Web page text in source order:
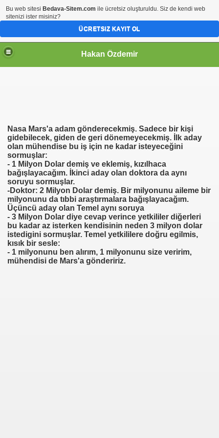
Hakan Özdemir
Nasa Mars'a adam gönderecekmiş. Sadece bir kişi
gidebilecek, giden de geri dönemeyecekmiş. İlk aday
olan mühendise bu iş için ne kadar isteyeceğini
sormuşlar:
- 1 Milyon Dolar demiş ve eklemiş, kızılhaca
bağışlayacağım. İkinci aday olan doktora da aynı
soruyu sormuşlar.
-Doktor: 2 Milyon Dolar demiş. Bir milyonunu aileme bir
milyonunu da tıbbi araştırmalara bağışlayacağım.
Üçüncü aday olan Temel aynı soruya
- 3 Milyon Dolar diye cevap verince yetkililer diğerleri
bu kadar az isterken kendisinin neden 3 milyon dolar
istedigini sormuşlar. Temel yetkililere doğru egilmis,
kısık bir sesle:
- 1 milyonunu ben alırım, 1 milyonunu size veririm,
mühendisi de Mars'a göndeririz.
Bu web sitesi Bedava-Sitem.com ile ücretsiz oluşturuldu. Siz de kendi web
sitenizi ister misiniz?
ÜCRETSIZ KAYIT OL